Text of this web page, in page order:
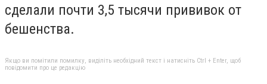
сделали почти 3,5 тысячи прививок от
бешенства.
Якщо ви помітили помилку, виділіть необхідний текст і натисніть Ctrl + Enter, щоб
повідомити про це редакцію